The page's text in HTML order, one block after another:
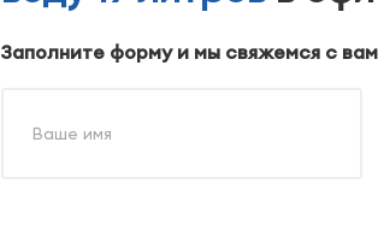
Заполните форму и мы свяжемся с